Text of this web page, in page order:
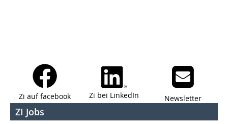
Zi auf facebook Zi bei LinkedIn Newsletter
ZI Jobs